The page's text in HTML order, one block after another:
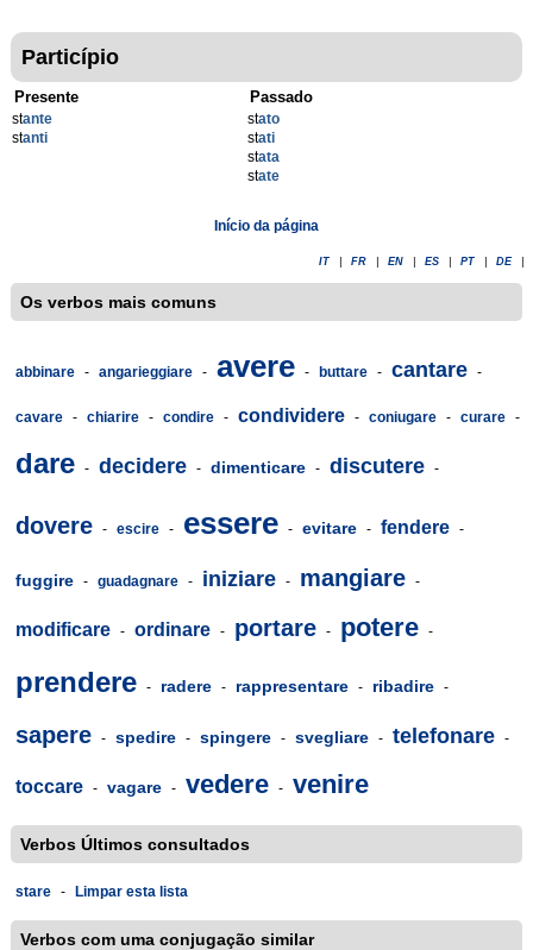
Particípio
Presente
stante
stanti
Passado
stato
stati
stata
state
Início da página
IT FR EN ES PT DE
Os verbos mais comuns
abbinare - angarieggiare - avere - buttare - cantare -
cavare - chiarire - condire - condividere - coniugare - curare -
dare - decidere - dimenticare - discutere -
dovere - escire - essere - evitare - fendere -
fuggire - guadagnare - iniziare - mangiare -
modificare - ordinare - portare - potere -
prendere - radere - rappresentare - ribadire -
sapere - spedire - spingere - svegliare - telefonare -
toccare - vagare - vedere - venire
Verbos Últimos consultados
stare - Limpar esta lista
Verbos com uma conjugação similar